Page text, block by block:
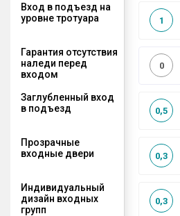
Вход в подъезд на
уровне тротуара
1
Гарантия отсутствия
наледи перед
входом
0
Заглубленный вход
в подъезд
0,5
Прозрачные
входные двери
0,3
Индивидуальный
дизайн входных
групп
0,3